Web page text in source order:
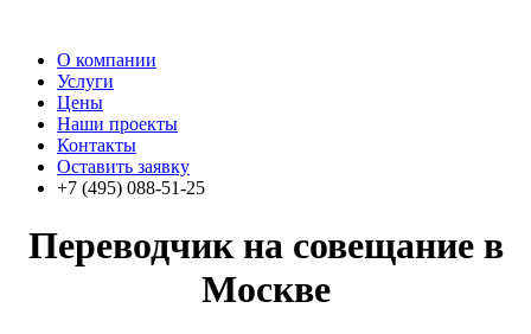
О компании
Услуги
Цены
Наши проекты
Контакты
Оставить заявку
+7 (495) 088-51-25
Переводчик на совещание в
Москве